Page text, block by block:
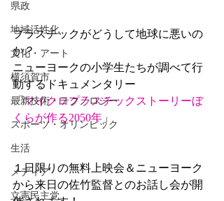
県政
地域活性化
文化・アート
横須賀市
最新技術・テクノロジー
スポーツ・オリンピック
生活
メディア
立憲民主党
プラスチックがどうして地球に悪いの
か？
ニューヨークの小学生たちが調べて行
動するドキュメンタリー
「マイクロプラスチックストーリーぼ
くらが作る2050年 」
１日限りの無料上映会＆ニューヨーク
から来日の佐竹監督とのお話し会が開